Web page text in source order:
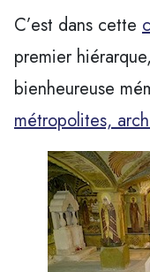
C’est dans cette
premier
bienheureuse
métropolites,